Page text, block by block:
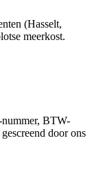
(Hasselt,
meerkost.
BTW-
door ons